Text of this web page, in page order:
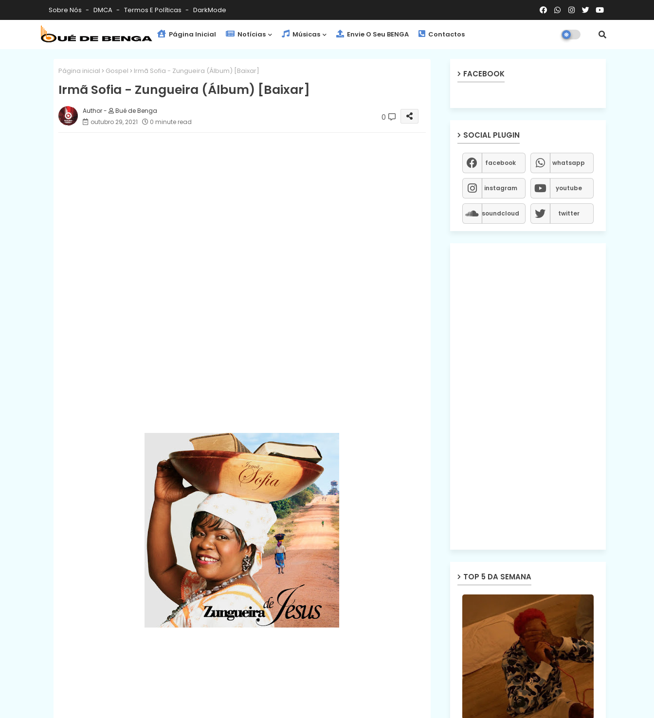
Sobre Nós DMCA Termos E Políticas DarkMode
Página Inicial Notícias Músicas Envie O Seu BENGA Contactos
Página inicial Gospel Irmã Sofia - Zungueira (Álbum) [Baixar]
Irmã Sofia - Zungueira (Álbum) [Baixar]
Bué de Benga
outubro 29, 2021
0 minute read 0
FACEBOOK
SOCIAL PLUGIN
facebook whatsapp
instagram youtube
soundcloud twitter
TOP 5 DA SEMANA